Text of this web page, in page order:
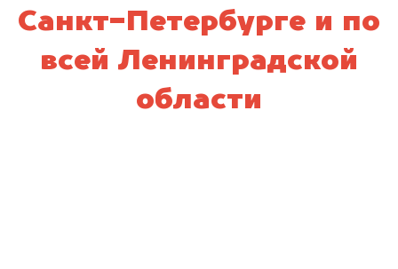
Санкт-Петербурге и по
всей Ленинградской
области